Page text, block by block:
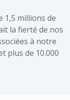
1,5 millions de
la fierté de nos
à notre
plus de 10.000